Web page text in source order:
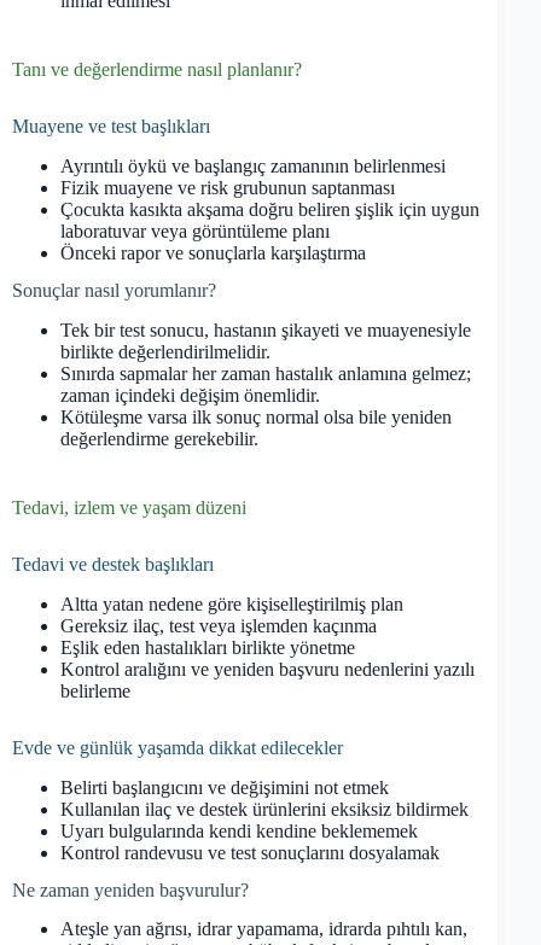
Tanı ve değerlendirme nasıl planlanır?
Muayene ve test başlıkları
Ayrıntılı öykü ve başlangıç zamanının belirlenmesi
Fizik muayene ve risk grubunun saptanması
Çocukta kasıkta akşama doğru beliren şişlik için uygun
laboratuvar veya görüntüleme planı
Önceki rapor ve sonuçlarla karşılaştırma
Sonuçlar nasıl yorumlanır?
Tek bir test sonucu, hastanın şikayeti ve muayenesiyle
birlikte değerlendirilmelidir.
Sınırda sapmalar her zaman hastalık anlamına gelmez;
zaman içindeki değişim önemlidir.
Kötüleşme varsa ilk sonuç normal olsa bile yeniden
değerlendirme gerekebilir.
Tedavi, izlem ve yaşam düzeni
Tedavi ve destek başlıkları
Altta yatan nedene göre kişiselleştirilmiş plan
Gereksiz ilaç, test veya işlemden kaçınma
Eşlik eden hastalıkları birlikte yönetme
Kontrol aralığını ve yeniden başvuru nedenlerini yazılı
belirleme
Evde ve günlük yaşamda dikkat edilecekler
Belirti başlangıcını ve değişimini not etmek
Kullanılan ilaç ve destek ürünlerini eksiksiz bildirmek
Uyarı bulgularında kendi kendine beklememek
Kontrol randevusu ve test sonuçlarını dosyalamak
Ne zaman yeniden başvurulur?
Ateşle yan ağrısı, idrar yapamama, idrarda pıhtılı kan,